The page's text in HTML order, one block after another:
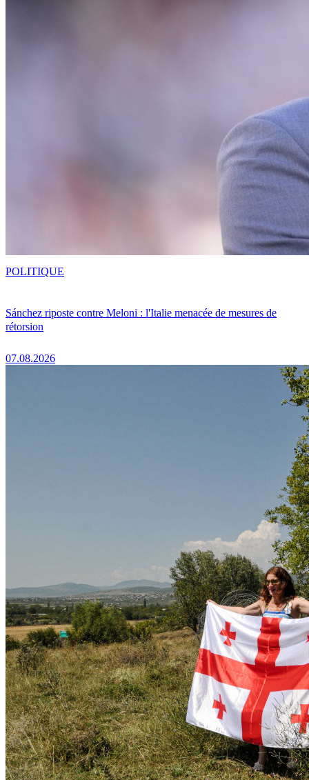
Sánchez riposte contre Meloni : l'Italie menacée de mesures de
rétorsion
07.08.2026
POLITIQUE